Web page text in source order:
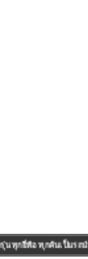
าก ต่างประเทศ มี